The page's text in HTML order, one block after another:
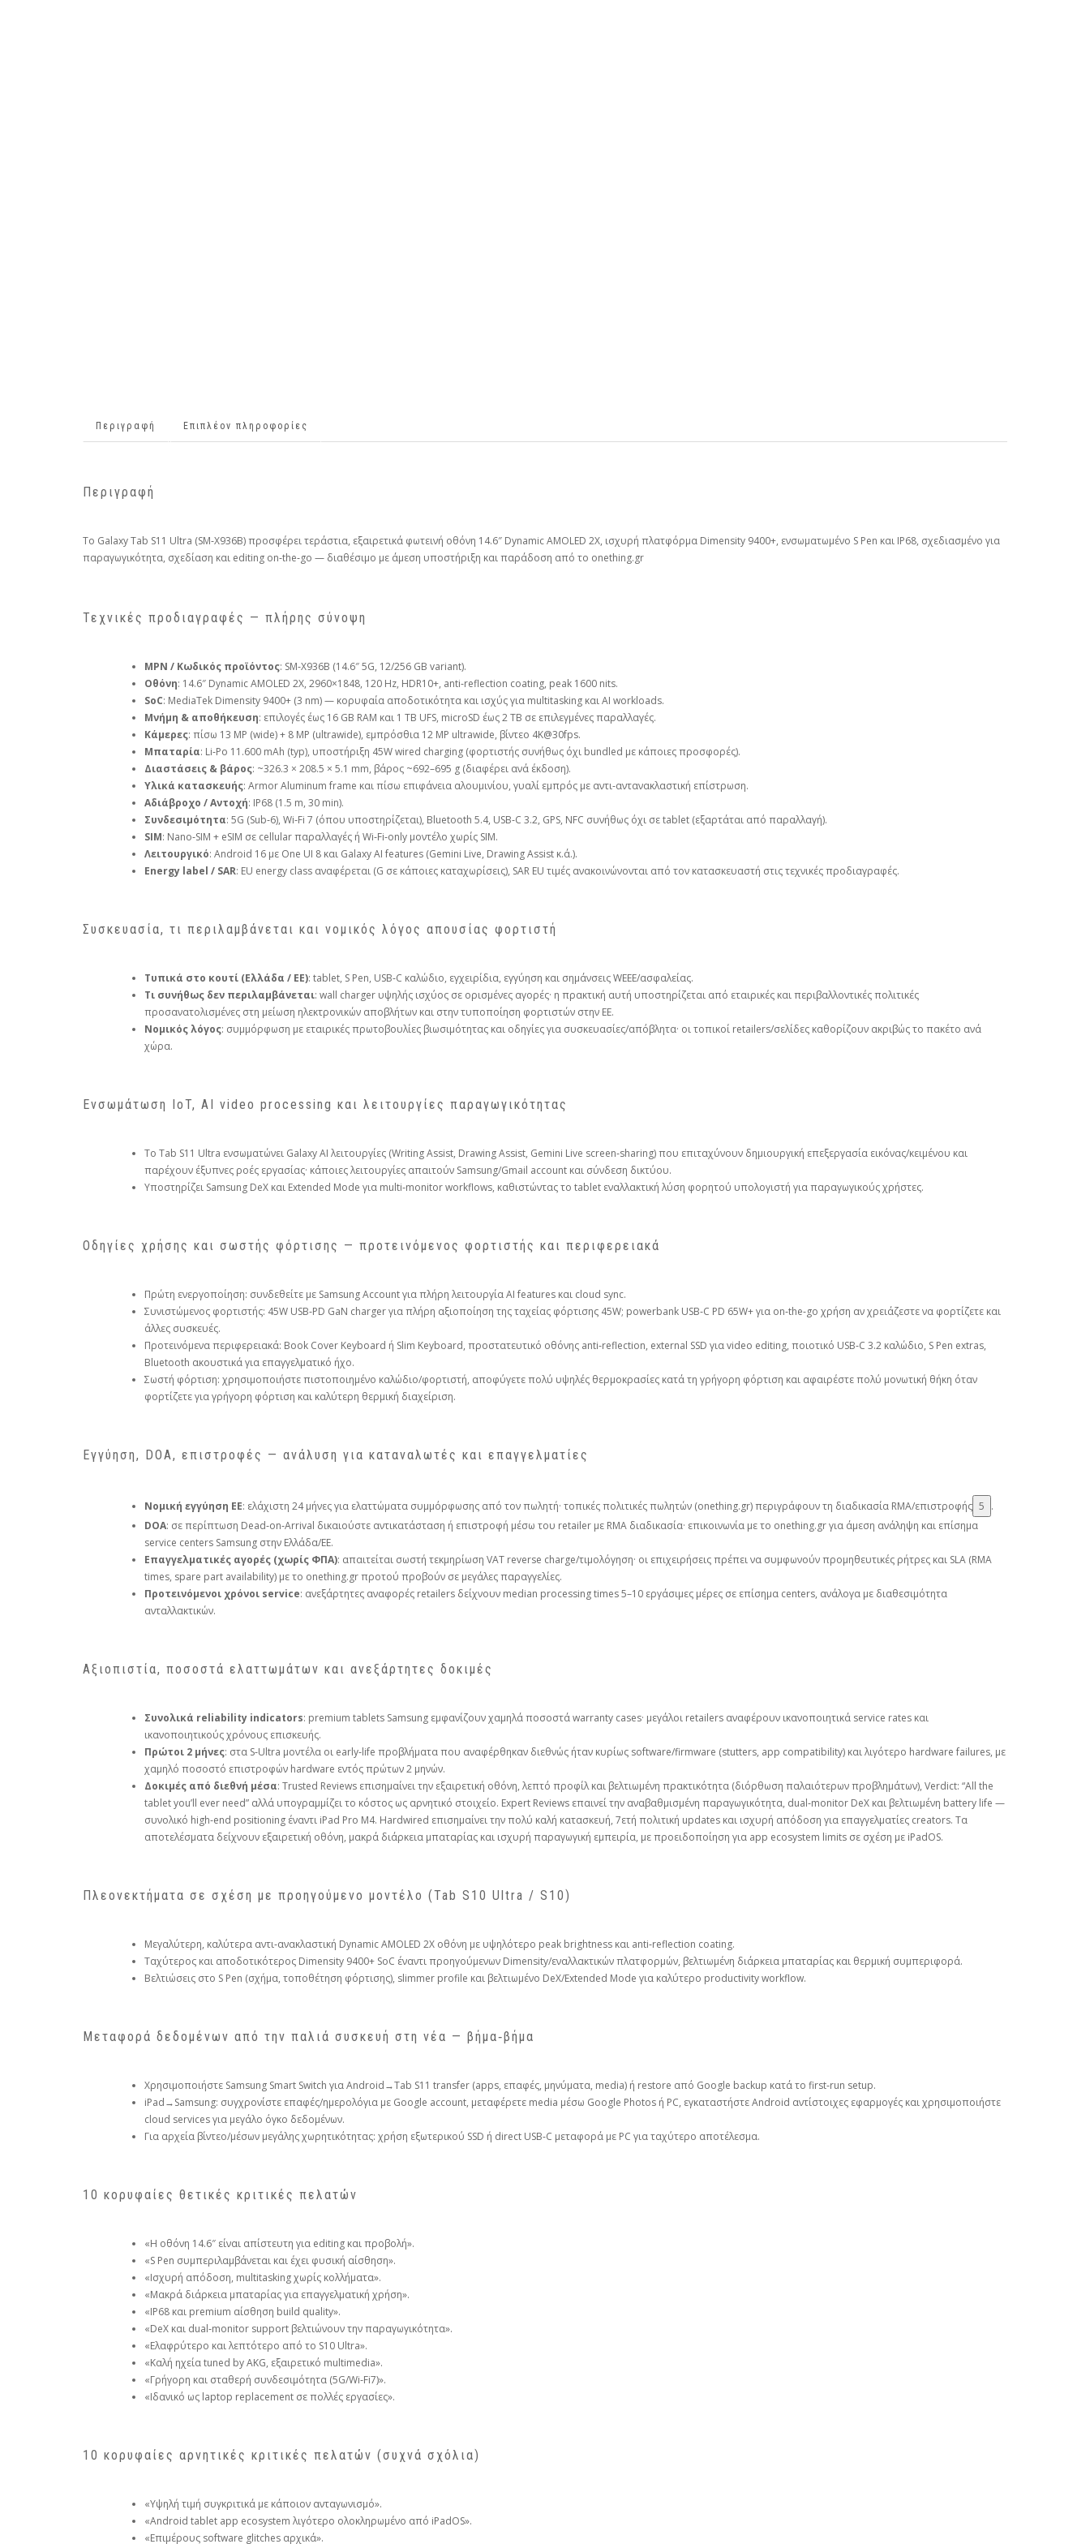
Περιγραφή Επιπλέον πληροφορίες
Περιγραφή
Το Galaxy Tab S11 Ultra (SM‑X936B) προσφέρει τεράστια, εξαιρετικά φωτεινή οθόνη 14.6″ Dynamic AMOLED 2X, ισχυρή πλατφόρμα Dimensity 9400+, ενσωματωμένο S Pen και IP68, σχεδιασμένο για
παραγωγικότητα, σχεδίαση και editing on‑the‑go — διαθέσιμο με άμεση υποστήριξη και παράδοση από το onething.gr
Τεχνικές προδιαγραφές — πλήρης σύνοψη
MPN / Κωδικός προϊόντος: SM‑X936B (14.6″ 5G, 12/256 GB variant).
Οθόνη: 14.6″ Dynamic AMOLED 2X, 2960×1848, 120 Hz, HDR10+, anti‑reflection coating, peak 1600 nits.
SoC: MediaTek Dimensity 9400+ (3 nm) — κορυφαία αποδοτικότητα και ισχύς για multitasking και AI workloads.
Μνήμη & αποθήκευση: επιλογές έως 16 GB RAM και 1 TB UFS, microSD έως 2 TB σε επιλεγμένες παραλλαγές.
Κάμερες: πίσω 13 MP (wide) + 8 MP (ultrawide), εμπρόσθια 12 MP ultrawide, βίντεο 4K@30fps.
Μπαταρία: Li‑Po 11.600 mAh (typ), υποστήριξη 45W wired charging (φορτιστής συνήθως όχι bundled με κάποιες προσφορές).
Διαστάσεις & βάρος: ~326.3 × 208.5 × 5.1 mm, βάρος ~692–695 g (διαφέρει ανά έκδοση).
Υλικά κατασκευής: Armor Aluminum frame και πίσω επιφάνεια αλουμινίου, γυαλί εμπρός με αντι‑αντανακλαστική επίστρωση.
Αδιάβροχο / Αντοχή: IP68 (1.5 m, 30 min).
Συνδεσιμότητα: 5G (Sub‑6), Wi‑Fi 7 (όπου υποστηρίζεται), Bluetooth 5.4, USB‑C 3.2, GPS, NFC συνήθως όχι σε tablet (εξαρτάται από παραλλαγή).
SIM: Nano‑SIM + eSIM σε cellular παραλλαγές ή Wi‑Fi‑only μοντέλο χωρίς SIM.
Λειτουργικό: Android 16 με One UI 8 και Galaxy AI features (Gemini Live, Drawing Assist κ.ά.).
Energy label / SAR: EU energy class αναφέρεται (G σε κάποιες καταχωρίσεις), SAR EU τιμές ανακοινώνονται από τον κατασκευαστή στις τεχνικές προδιαγραφές.
Συσκευασία, τι περιλαμβάνεται και νομικός λόγος απουσίας φορτιστή
Τυπικά στο κουτί (Ελλάδα / ΕΕ): tablet, S Pen, USB‑C καλώδιο, εγχειρίδια, εγγύηση και σημάνσεις WEEE/ασφαλείας.
Τι συνήθως δεν περιλαμβάνεται: wall charger υψηλής ισχύος σε ορισμένες αγορές· η πρακτική αυτή υποστηρίζεται από εταιρικές και περιβαλλοντικές πολιτικές
προσανατολισμένες στη μείωση ηλεκτρονικών αποβλήτων και στην τυποποίηση φορτιστών στην ΕΕ.
Νομικός λόγος: συμμόρφωση με εταιρικές πρωτοβουλίες βιωσιμότητας και οδηγίες για συσκευασίες/απόβλητα· οι τοπικοί retailers/σελίδες καθορίζουν ακριβώς το πακέτο ανά
χώρα.
Ενσωμάτωση IoT, AI video processing και λειτουργίες παραγωγικότητας
Το Tab S11 Ultra ενσωματώνει Galaxy AI λειτουργίες (Writing Assist, Drawing Assist, Gemini Live screen‑sharing) που επιταχύνουν δημιουργική επεξεργασία εικόνας/κειμένου και
παρέχουν έξυπνες ροές εργασίας· κάποιες λειτουργίες απαιτούν Samsung/Gmail account και σύνδεση δικτύου.
Υποστηρίζει Samsung DeX και Extended Mode για multi‑monitor workflows, καθιστώντας το tablet εναλλακτική λύση φορητού υπολογιστή για παραγωγικούς χρήστες.
Οδηγίες χρήσης και σωστής φόρτισης — προτεινόμενος φορτιστής και περιφερειακά
Πρώτη ενεργοποίηση: συνδεθείτε με Samsung Account για πλήρη λειτουργία AI features και cloud sync.
Συνιστώμενος φορτιστής: 45W USB‑PD GaN charger για πλήρη αξιοποίηση της ταχείας φόρτισης 45W; powerbank USB‑C PD 65W+ για on‑the‑go χρήση αν χρειάζεστε να φορτίζετε και
άλλες συσκευές.
Προτεινόμενα περιφερειακά: Book Cover Keyboard ή Slim Keyboard, προστατευτικό οθόνης anti‑reflection, external SSD για video editing, ποιοτικό USB‑C 3.2 καλώδιο, S Pen extras,
Bluetooth ακουστικά για επαγγελματικό ήχο.
Σωστή φόρτιση: χρησιμοποιήστε πιστοποιημένο καλώδιο/φορτιστή, αποφύγετε πολύ υψηλές θερμοκρασίες κατά τη γρήγορη φόρτιση και αφαιρέστε πολύ μονωτική θήκη όταν
φορτίζετε για γρήγορη φόρτιση και καλύτερη θερμική διαχείριση.
Εγγύηση, DOA, επιστροφές — ανάλυση για καταναλωτές και επαγγελματίες
Νομική εγγύηση ΕΕ: ελάχιστη 24 μήνες για ελαττώματα συμμόρφωσης από τον πωλητή· τοπικές πολιτικές πωλητών (onething.gr) περιγράφουν τη διαδικασία RMA/επιστροφής 5 .
DOA: σε περίπτωση Dead‑on‑Arrival δικαιούστε αντικατάσταση ή επιστροφή μέσω του retailer με RMA διαδικασία· επικοινωνία με το onething.gr για άμεση ανάληψη και επίσημα
service centers Samsung στην Ελλάδα/ΕΕ.
Επαγγελματικές αγορές (χωρίς ΦΠΑ): απαιτείται σωστή τεκμηρίωση VAT reverse charge/τιμολόγηση· οι επιχειρήσεις πρέπει να συμφωνούν προμηθευτικές ρήτρες και SLA (RMA
times, spare part availability) με το onething.gr προτού προβούν σε μεγάλες παραγγελίες.
Προτεινόμενοι χρόνοι service: ανεξάρτητες αναφορές retailers δείχνουν median processing times 5–10 εργάσιμες μέρες σε επίσημα centers, ανάλογα με διαθεσιμότητα
ανταλλακτικών.
Αξιοπιστία, ποσοστά ελαττωμάτων και ανεξάρτητες δοκιμές
Συνολικά reliability indicators: premium tablets Samsung εμφανίζουν χαμηλά ποσοστά warranty cases· μεγάλοι retailers αναφέρουν ικανοποιητικά service rates και
ικανοποιητικούς χρόνους επισκευής.
Πρώτοι 2 μήνες: στα S‑Ultra μοντέλα οι early‑life προβλήματα που αναφέρθηκαν διεθνώς ήταν κυρίως software/firmware (stutters, app compatibility) και λιγότερο hardware failures, με
χαμηλό ποσοστό επιστροφών hardware εντός πρώτων 2 μηνών.
Δοκιμές από διεθνή μέσα: Trusted Reviews επισημαίνει την εξαιρετική οθόνη, λεπτό προφίλ και βελτιωμένη πρακτικότητα (διόρθωση παλαιότερων προβλημάτων), Verdict: “All the
tablet you’ll ever need” αλλά υπογραμμίζει το κόστος ως αρνητικό στοιχείο. Expert Reviews επαινεί την αναβαθμισμένη παραγωγικότητα, dual‑monitor DeX και βελτιωμένη battery life —
συνολικό high‑end positioning έναντι iPad Pro M4. Hardwired επισημαίνει την πολύ καλή κατασκευή, 7ετή πολιτική updates και ισχυρή απόδοση για επαγγελματίες creators. Τα
αποτελέσματα δείχνουν εξαιρετική οθόνη, μακρά διάρκεια μπαταρίας και ισχυρή παραγωγική εμπειρία, με προειδοποίηση για app ecosystem limits σε σχέση με iPadOS.
Πλεονεκτήματα σε σχέση με προηγούμενο μοντέλο (Tab S10 Ultra / S10)
Μεγαλύτερη, καλύτερα αντι‑ανακλαστική Dynamic AMOLED 2X οθόνη με υψηλότερο peak brightness και anti‑reflection coating.
Ταχύτερος και αποδοτικότερος Dimensity 9400+ SoC έναντι προηγούμενων Dimensity/εναλλακτικών πλατφορμών, βελτιωμένη διάρκεια μπαταρίας και θερμική συμπεριφορά.
Βελτιώσεις στο S Pen (σχήμα, τοποθέτηση φόρτισης), slimmer profile και βελτιωμένο DeX/Extended Mode για καλύτερο productivity workflow.
Μεταφορά δεδομένων από την παλιά συσκευή στη νέα — βήμα‑βήμα
Χρησιμοποιήστε Samsung Smart Switch για Android→Tab S11 transfer (apps, επαφές, μηνύματα, media) ή restore από Google backup κατά το first‑run setup.
iPad→Samsung: συγχρονίστε επαφές/ημερολόγια με Google account, μεταφέρετε media μέσω Google Photos ή PC, εγκαταστήστε Android αντίστοιχες εφαρμογές και χρησιμοποιήστε
cloud services για μεγάλο όγκο δεδομένων.
Για αρχεία βίντεο/μέσων μεγάλης χωρητικότητας: χρήση εξωτερικού SSD ή direct USB‑C μεταφορά με PC για ταχύτερο αποτέλεσμα.
10 κορυφαίες θετικές κριτικές πελατών
«Η οθόνη 14.6″ είναι απίστευτη για editing και προβολή».
«S Pen συμπεριλαμβάνεται και έχει φυσική αίσθηση».
«Ισχυρή απόδοση, multitasking χωρίς κολλήματα».
«Μακρά διάρκεια μπαταρίας για επαγγελματική χρήση».
«IP68 και premium αίσθηση build quality».
«DeX και dual‑monitor support βελτιώνουν την παραγωγικότητα».
«Ελαφρύτερο και λεπτότερο από το S10 Ultra».
«Καλή ηχεία tuned by AKG, εξαιρετικό multimedia».
«Γρήγορη και σταθερή συνδεσιμότητα (5G/Wi‑Fi7)».
«Ιδανικό ως laptop replacement σε πολλές εργασίες».
10 κορυφαίες αρνητικές κριτικές πελατών (συχνά σχόλια)
«Υψηλή τιμή συγκριτικά με κάποιον ανταγωνισμό».
«Android tablet app ecosystem λιγότερο ολοκληρωμένο από iPadOS».
«Επιμέρους software glitches αρχικά».